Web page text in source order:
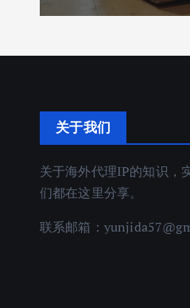
关于我们
关于海外代理IP的知识，
们都在这里分享。
联系邮箱：